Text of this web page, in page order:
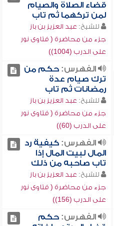
قضاء الصلاة والصيام
لمن تركهما ثم تاب
للشيخ: عبد العزيز بن باز
جزء من محاضرة ( فتاوى نور
على الدرب (1004))
الفهرس:حكم من
ترك صيام عدة
رمضانات ثم تاب
للشيخ: عبد العزيز بن باز
جزء من محاضرة ( فتاوى نور
على الدرب (60))
الفهرس:كيفية رد
المال لبيت المال إذا
تاب صاحبه من ذلك
للشيخ: عبد العزيز بن باز
جزء من محاضرة ( فتاوى نور
على الدرب (156))
الفهرس:حكم